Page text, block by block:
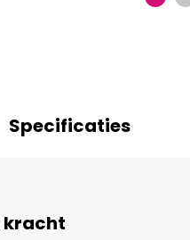
Specificaties
kracht